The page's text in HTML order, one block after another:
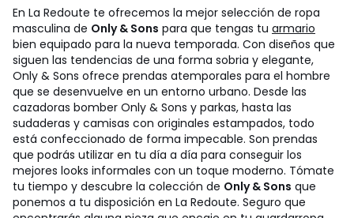
En La Redoute te ofrecemos la mejor selección de ropa
masculina de Only & Sons para que tengas tu armario
bien equipado para la nueva temporada. Con diseños que
siguen las tendencias de una forma sobria y elegante,
Only & Sons ofrece prendas atemporales para el hombre
que se desenvuelve en un entorno urbano. Desde las
cazadoras bomber Only & Sons y parkas, hasta las
sudaderas y camisas con originales estampados, todo
está confeccionado de forma impecable. Son prendas
que podrás utilizar en tu día a día para conseguir los
mejores looks informales con un toque moderno. Tómate
tu tiempo y descubre la colección de Only & Sons que
ponemos a tu disposición en La Redoute. Seguro que